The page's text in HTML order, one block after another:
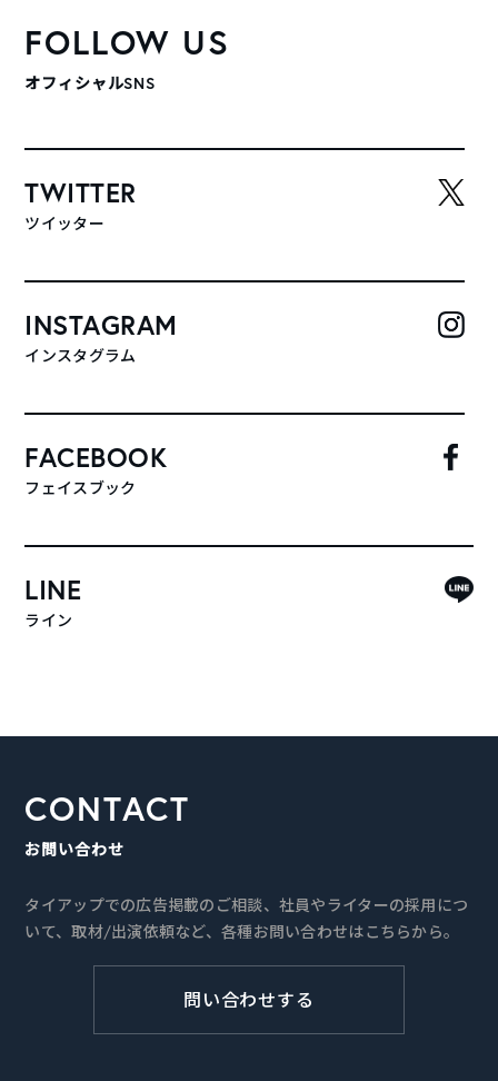
FOLLOW US
オフィシャルSNS
TWITTER
ツイッター
INSTAGRAM
インスタグラム
FACEBOOK
フェイスブック
LINE
ライン
CONTACT
お問い合わせ
タイアップでの広告掲載のご相談、社員やライターの採用につ
いて、取材/出演依頼など、各種お問い合わせはこちらから。
問い合わせする